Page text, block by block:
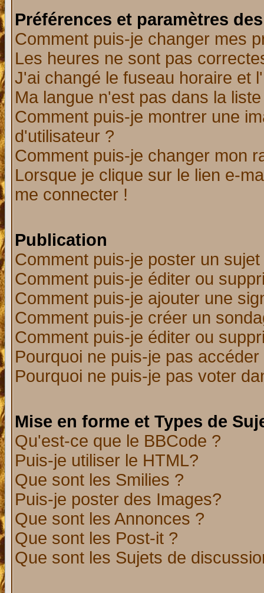
Préférences et paramètres
Comment puis-je changer mes
Les heures ne sont pas
J'ai changé le fuseau horaire et
Ma langue n'est pas dans la
Comment puis-je montrer une
d'utilisateur ?
Comment puis-je changer mon
Lorsque je clique sur le lien e-
me connecter !
Publication
Comment puis-je poster un
Comment puis-je éditer ou
Comment puis-je ajouter une
Comment puis-je créer un
Comment puis-je éditer ou
Pourquoi ne puis-je pas
Pourquoi ne puis-je pas voter
Mise en forme et Types de
Qu'est-ce que le BBCode ?
Puis-je utiliser le HTML?
Que sont les Smilies ?
Puis-je poster des Images?
Que sont les Annonces ?
Que sont les Post-it ?
Que sont les Sujets de